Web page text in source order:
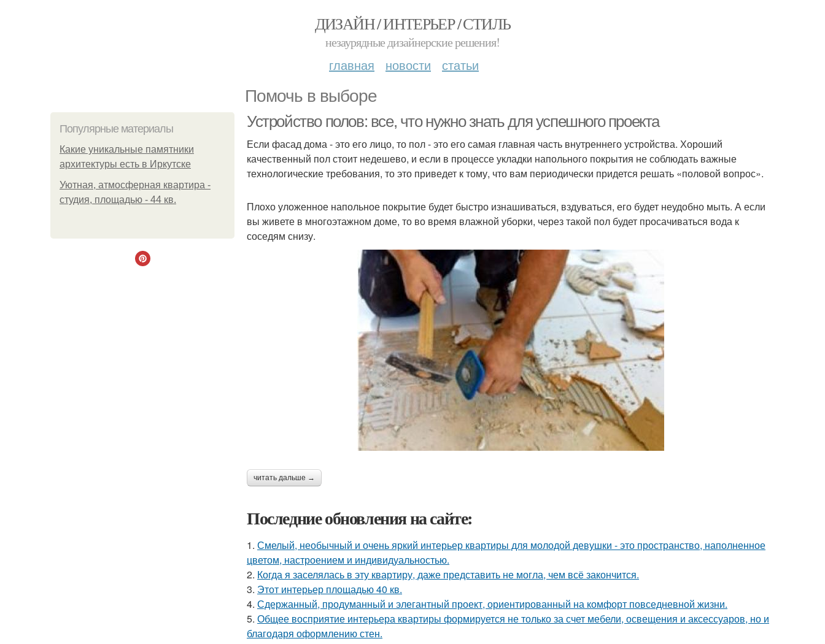
ДИЗАЙН / ИНТЕРЬЕР / СТИЛЬ
незаурядные дизайнерские решения!
главная новости статьи
Помочь в выборе
Популярные материалы
Какие уникальные памятники
архитектуры есть в Иркутске
Уютная, атмосферная квартира -
студия, площадью - 44 кв.
Устройство полов: все, что нужно знать для успешного проекта
Если фасад дома - это его лицо, то пол - это его самая главная часть внутреннего устройства. Хороший
качественный пол стоит недешево, и если в процессе укладки напольного покрытия не соблюдать важные
технологические требования, то это приведет к тому, что вам периодически придется решать «половой вопрос».
Плохо уложенное напольное покрытие будет быстро изнашиваться, вздуваться, его будет неудобно мыть. А если
вы живете в многоэтажном доме, то во время влажной уборки, через такой пол будет просачиваться вода к
соседям снизу.
читать дальше →
Последние обновления на сайте:
1. Смелый, необычный и очень яркий интерьер квартиры для молодой девушки - это пространство, наполненное
цветом, настроением и индивидуальностью.
2. Когда я заселялась в эту квартиру, даже представить не могла, чем всё закончится.
3. Этот интерьер площадью 40 кв.
4. Сдержанный, продуманный и элегантный проект, ориентированный на комфорт повседневной жизни.
5. Общее восприятие интерьера квартиры формируется не только за счет мебели, освещения и аксессуаров, но и
благодаря оформлению стен.